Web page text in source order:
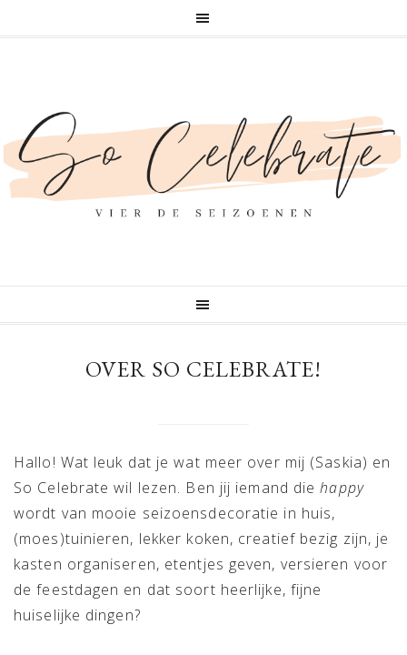
OVER SO CELEBRATE!
Hallo! Wat leuk dat je wat meer over mij (Saskia) en
So Celebrate wil lezen. Ben jij iemand diehappy
wordt van mooie seizoensdecoratie in huis,
(moes)tuinieren, lekker koken, creatief bezig zijn, je
kasten organiseren, etentjes geven, versieren voor
de feestdagen en dat soort heerlijke, fijne
huiselijke dingen?